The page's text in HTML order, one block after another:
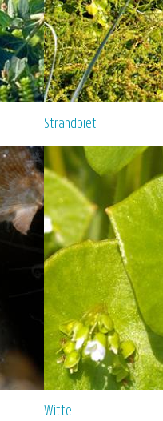
Strandbiet
Witte